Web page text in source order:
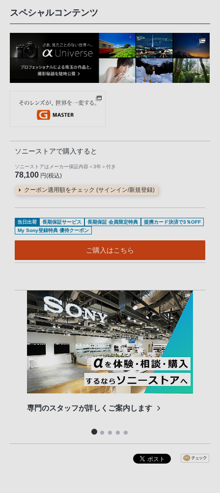
スペシャルコンテンツ
ソニーストアで購入すると
ソニーストアはメーカー保証内容 ＜3年＞ 付き
78,100 円(税込)
クーポン適用額をチェック (サインイン/新規登録)
当日出荷 長期保証サービス 長期保証 会員限定特典
提携カード決済で3％OFF
My Sony登録特典 優待クーポン
ご購入はこちら
専門のスタッフが詳しくご案内します